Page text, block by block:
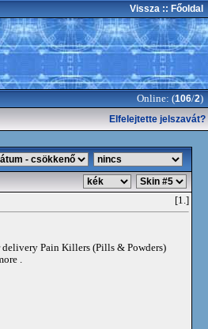
Vissza :: Főoldal
Online: (106/2)
Elfelejtette jelszavát?
[1.]
delivery Pain Killers (Pills & Powders)
.